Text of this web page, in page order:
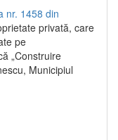
nr. 1458 din
privată, care
pe
„Construire
Municipiul